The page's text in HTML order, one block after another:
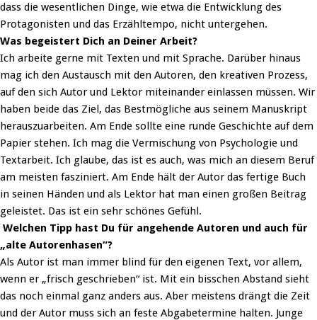
dass die wesentlichen Dinge, wie etwa die Entwicklung des
Protagonisten und das Erzähltempo, nicht untergehen.
Was begeistert Dich an Deiner Arbeit?
Ich arbeite gerne mit Texten und mit Sprache. Darüber hinaus
mag ich den Austausch mit den Autoren, den kreativen Prozess,
auf den sich Autor und Lektor miteinander einlassen müssen. Wir
haben beide das Ziel, das Bestmögliche aus seinem Manuskript
herauszuarbeiten. Am Ende sollte eine runde Geschichte auf dem
Papier stehen. Ich mag die Vermischung von Psychologie und
Textarbeit. Ich glaube, das ist es auch, was mich an diesem Beruf
am meisten fasziniert. Am Ende hält der Autor das fertige Buch
in seinen Händen und als Lektor hat man einen großen Beitrag
geleistet. Das ist ein sehr schönes Gefühl.
Welchen Tipp hast Du für angehende Autoren und auch für
„alte Autorenhasen“?
Als Autor ist man immer blind für den eigenen Text, vor allem,
wenn er „frisch geschrieben“ ist. Mit ein bisschen Abstand sieht
das noch einmal ganz anders aus. Aber meistens drängt die Zeit
und der Autor muss sich an feste Abgabetermine halten. Junge